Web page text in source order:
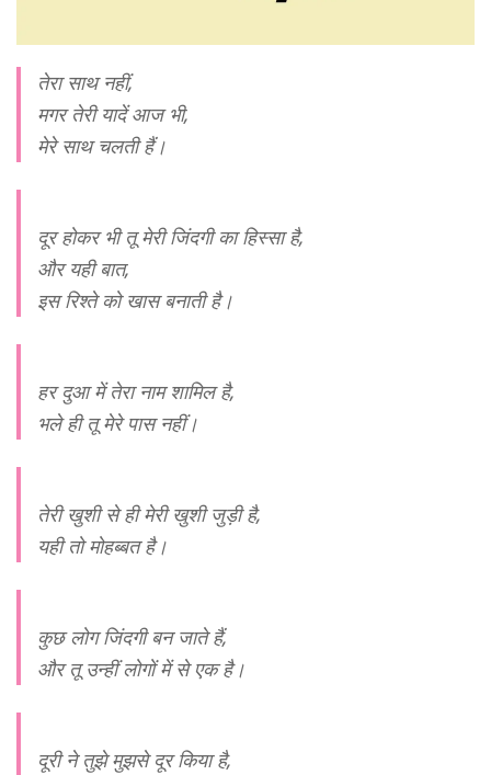
तेरा साथ नहीं,
मगर तेरी यादें आज भी,
मेरे साथ चलती हैं।
दूर होकर भी तू मेरी जिंदगी का हिस्सा है,
और यही बात,
इस रिश्ते को खास बनाती है।
हर दुआ में तेरा नाम शामिल है,
भले ही तू मेरे पास नहीं।
तेरी खुशी से ही मेरी खुशी जुड़ी है,
यही तो मोहब्बत है।
कुछ लोग जिंदगी बन जाते हैं,
और तू उन्हीं लोगों में से एक है।
दूरी ने तुझे मुझसे दूर किया है,